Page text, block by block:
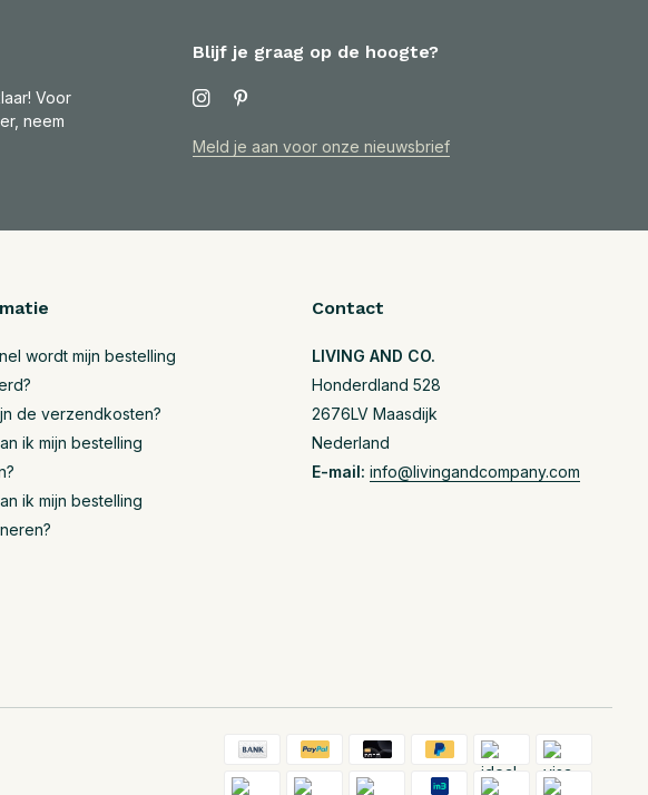
Voor
neem
Blijf je graag op de hoogte?
Meld je aan voor onze nieuwsbrief
wordt mijn bestelling
de verzendkosten?
ik mijn bestelling
ik mijn bestelling
Contact
LIVING AND CO.
Honderdland 528
2676LV Maasdijk
Nederland
E-mail: info@livingandcompany.com